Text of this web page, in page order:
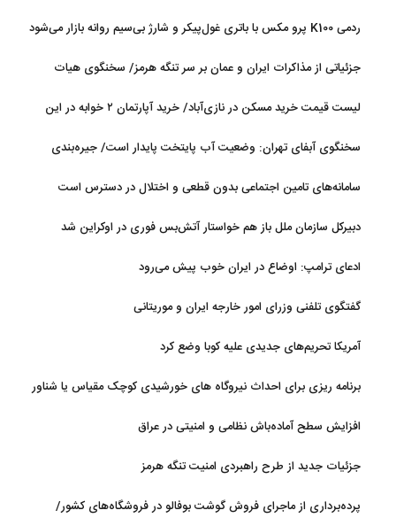
ردمی K100 پرو مکس با باتری غول‌پیکر و شارژ بی‌سیم روانه بازار می‌شود
جزئیاتی از مذاکرات ایران و عمان بر سر تنگه هرمز/ سخنگوی هیات
رئیسه مجلس: بیانیه‌ای شامل تصحیح مسیر تردد دریایی در تنگه، در
لیست قیمت خرید مسکن در نازی‌آباد/ خرید آپارتمان ۲ خوابه در این
منطقه چقدر سرمایه نیاز دارد؟ + جدول مردادماه ۱۴۰۵
سخنگوی آبفای تهران: وضعیت آب پایتخت پایدار است/ جیره‌بندی
سامانه‌های تامین اجتماعی بدون قطعی و اختلال در دسترس است
دبیرکل سازمان ملل باز هم خواستار آتش‌بس فوری در اوکراین شد
ادعای ترامپ: اوضاع در ایران خوب پیش می‌رود
گفتگوی تلفنی وزرای امور خارجه ایران و موریتانی
آمریکا تحریم‌های جدیدی علیه کوبا وضع کرد
برنامه ریزی برای احداث نیروگاه های خورشیدی کوچک مقیاس یا شناور
روی آب در مازندران
افزایش سطح آماده‌باش نظامی و امنیتی در عراق
جزئیات جدید از طرح راهبردی امنیت تنگه هرمز
پرده‌برداری از ماجرای فروش گوشت بوفالو در فروشگاه‌های کشور/